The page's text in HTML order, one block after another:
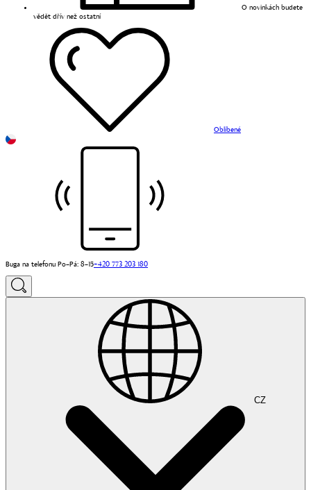
O novinkách budete
vědět dřív než ostatní
Oblíbené
Buga na telefonu Po–Pá: 8–15+420 773 203 180
CZ